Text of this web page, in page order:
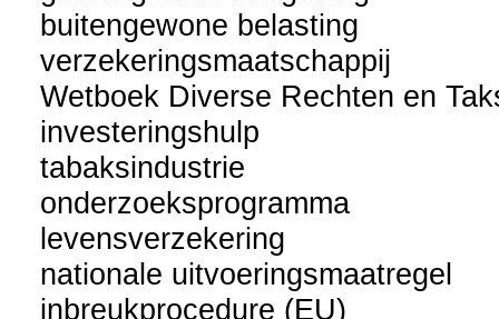
buitengewone belasting
verzekeringsmaatschappij
Wetboek Diverse Rechten en
investeringshulp
tabaksindustrie
onderzoeksprogramma
levensverzekering
nationale uitvoeringsmaatregel
inbreukprocedure (EU)